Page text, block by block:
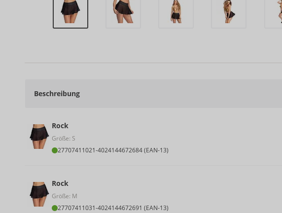
Beschreibung
Rock
Größe: S
27707411021-4024144672684 (EAN-13)
Rock
Größe: M
27707411031-4024144672691 (EAN-13)